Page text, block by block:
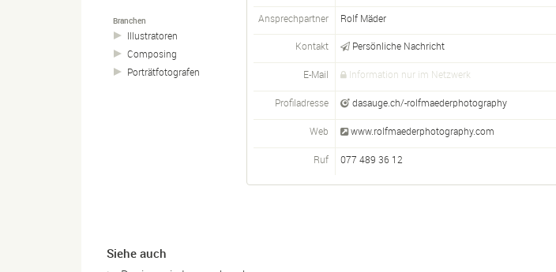
Branchen
Illustratoren
Composing
Porträtfotografen
Ansprechpartner Rolf Mäder
Kontakt Persönliche Nachricht
E-Mail Information nur im Netzwerk
Profiladresse dasauge.ch/-rolfmaederphotography
Web www.rolfmaederphotography.com
Ruf 077 489 36 12
Siehe auch